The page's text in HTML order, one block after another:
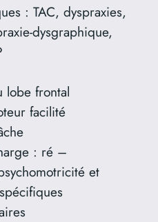
: TAC, dyspraxies,
dysgraphique,
lobe frontal
facilité
: ré –
et